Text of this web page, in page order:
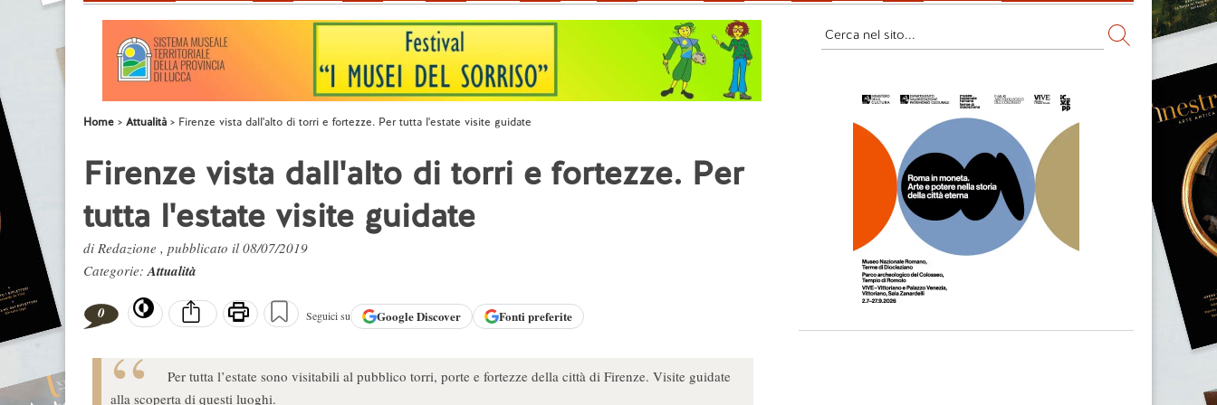
Home Attualità Firenze vista dall'alto di torri e fortezze. Per tutta l'estate visite guidate
Firenze vista dall'alto di torri e fortezze. Per
tutta l'estate visite guidate
di Redazione , pubblicato il 08/07/2019
Categorie:Attualità
0 Seguici su GoogleDiscover Fonti preferite
Per tutta l’estate sono visitabili al pubblico torri, porte e fortezze della città di Firenze. Visite guidate
alla scoperta di questi luoghi.